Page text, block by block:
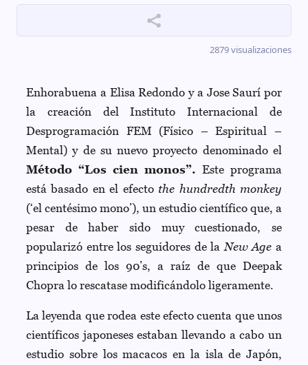
2879 visualizaciones
Enhorabuena a Elisa Redondo y a Jose Saurí por
la creación del Instituto Internacional de
Desprogramación FEM (Físico – Espiritual –
Mental) y de su nuevo proyecto denominado el
Método “Los cien monos”. Este programa
está basado en el efecto the hundredth monkey
(‘el centésimo mono’), un estudio científico que, a
pesar de haber sido muy cuestionado, se
popularizó entre los seguidores de laNew Age a
principios de los 90’s, a raíz de que Deepak
Chopra lo rescatase modificándolo ligeramente.
La leyenda que rodea este efecto cuenta que unos
científicos japoneses estaban llevando a cabo un
estudio sobre los macacos en la isla de Japón,